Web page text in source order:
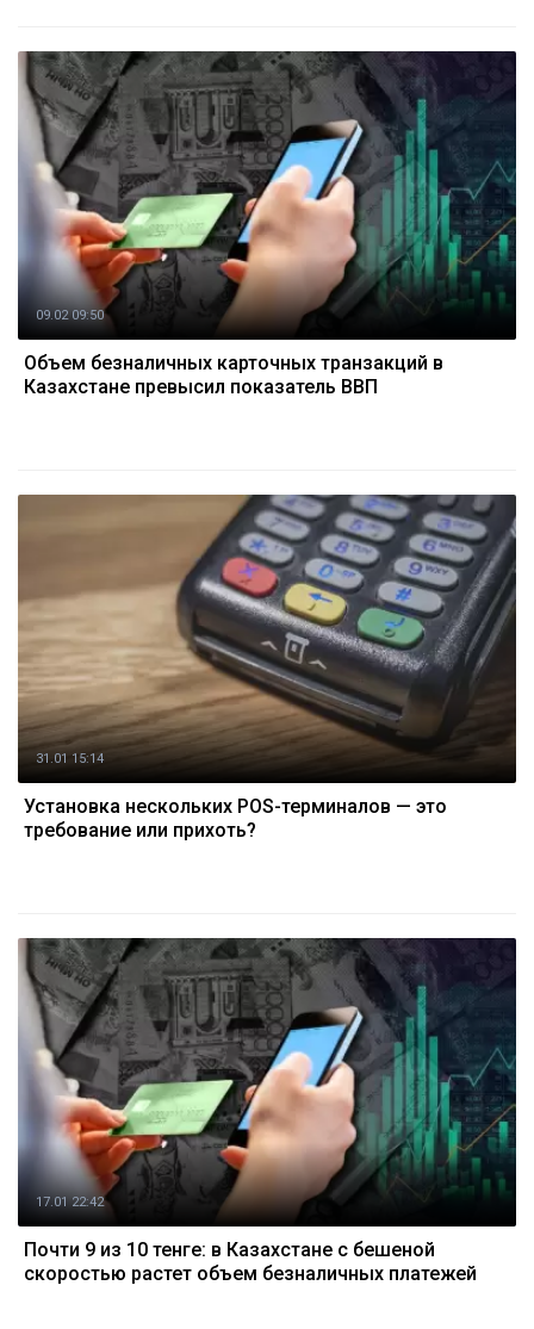
09.02 09:50
Объем безналичных карточных транзакций в
Казахстане превысил показатель ВВП
31.01 15:14
Установка нескольких POS-терминалов — это
требование или прихоть?
17.01 22:42
Почти 9 из 10 тенге: в Казахстане с бешеной
скоростью растет объем безналичных платежей